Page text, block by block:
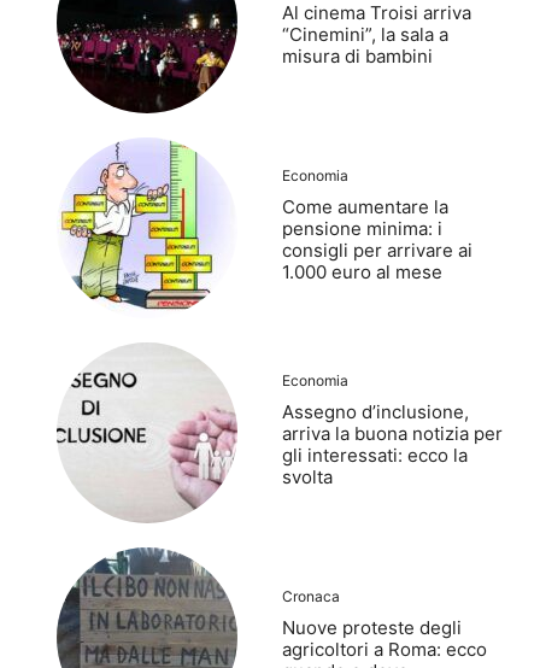
Al cinema Troisi arriva
“Cinemini”, la sala a
misura di bambini
Economia
Come aumentare la
pensione minima: i
consigli per arrivare ai
1.000 euro al mese
Economia
Assegno d’inclusione,
arriva la buona notizia per
gli interessati: ecco la
svolta
Cronaca
Nuove proteste degli
agricoltori a Roma: ecco